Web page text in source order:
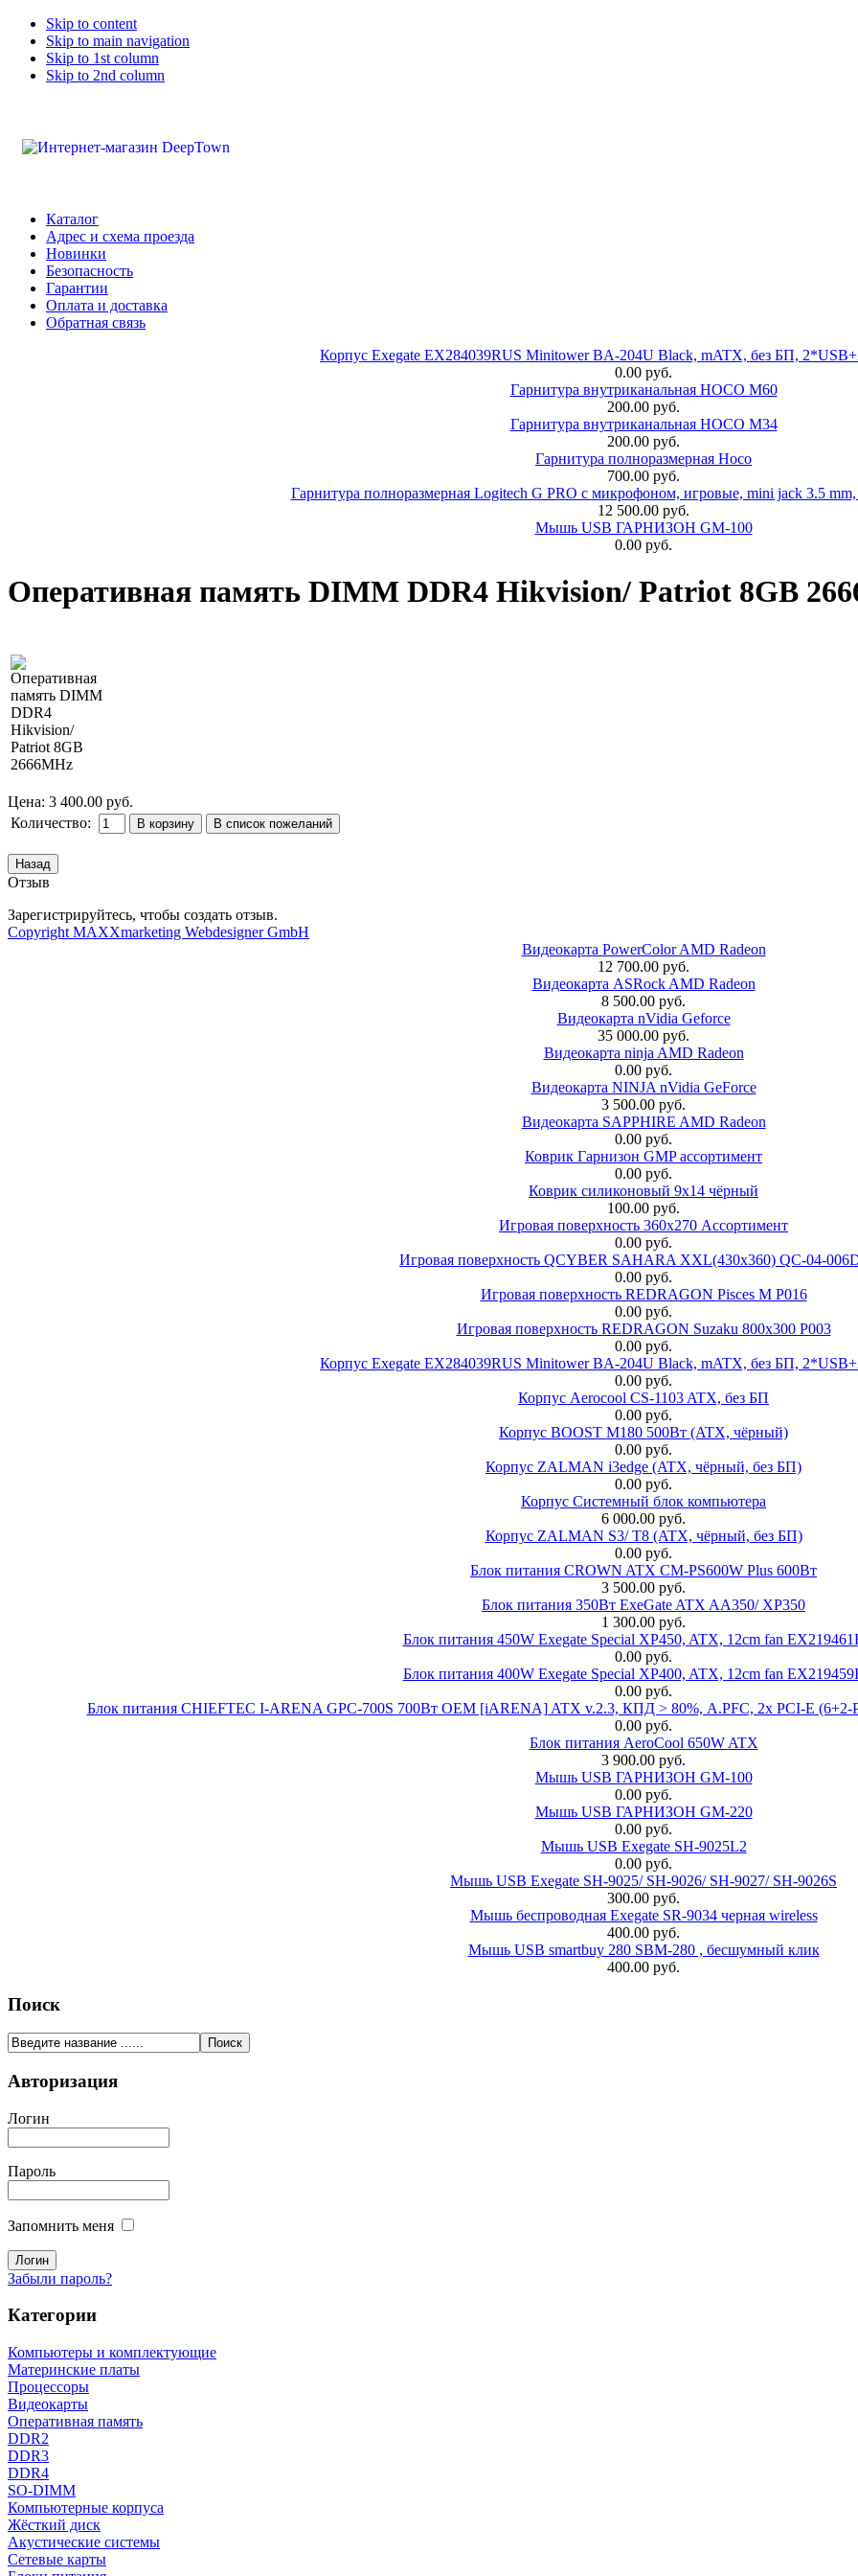
Skip to content
Skip to main navigation
Skip to 1st column
Skip to 2nd column
Каталог
Адрес и схема проезда
Новинки
Безопасность
Гарантии
Оплата и доставка
Обратная связь
Корпус Exegate EX284039RUS Minitower BA-204U Black, mATX, без БП,
0.00 руб.
Гарнитура внутриканальная HOCO M60
200.00 руб.
Гарнитура внутриканальная HOCO M34
200.00 руб.
Гарнитура полноразмерная Hoco
700.00 руб.
Гарнитура полноразмерная Logitech G PRO с микрофоном, игровые, mini jack 3.5
12 500.00 руб.
Мышь USB ГАРНИЗОН GM-100
0.00 руб.
Оперативная память DIMM DDR4 Hikvision/ Patriot 8GB
Цена: 3 400.00 руб.
Количество:
Отзыв
Зарегистрируйтесь, чтобы создать отзыв.
Copyright MAXXmarketing Webdesigner GmbH
Видеокарта PowerColor AMD Radeon
12 700.00 руб.
Видеокарта ASRock AMD Radeon
8 500.00 руб.
Видеокарта nVidia Geforce
35 000.00 руб.
Видеокарта ninja AMD Radeon
0.00 руб.
Видеокарта NINJA nVidia GeForce
3 500.00 руб.
Видеокарта SAPPHIRE AMD Radeon
0.00 руб.
Коврик Гарнизон GMP ассортимент
0.00 руб.
Коврик силиконовый 9х14 чёрный
100.00 руб.
Игровая поверхность 360x270 Ассортимент
0.00 руб.
Игровая поверхность QCYBER SAHARA XXL(430x360) QC-04-
0.00 руб.
Игровая поверхность REDRAGON Pisces M P016
0.00 руб.
Игровая поверхность REDRAGON Suzaku 800x300 P003
0.00 руб.
Корпус Exegate EX284039RUS Minitower BA-204U Black, mATX, без БП,
0.00 руб.
Корпус Aerocool CS-1103 ATX, без БП
0.00 руб.
Корпус BOOST M180 500Вт (ATX, чёрный)
0.00 руб.
Корпус ZALMAN i3edge (ATX, чёрный, без БП)
0.00 руб.
Корпус Системный блок компьютера
6 000.00 руб.
Корпус ZALMAN S3/ T8 (ATX, чёрный, без БП)
0.00 руб.
Блок питания CROWN ATX CM-PS600W Plus 600Вт
3 500.00 руб.
Блок питания 350Вт ExeGate ATX AA350/ XP350
1 300.00 руб.
Блок питания 450W Exegate Special XP450, ATX, 12cm fan
0.00 руб.
Блок питания 400W Exegate Special XP400, ATX, 12cm fan
0.00 руб.
Блок питания CHIEFTEC I-ARENA GPC-700S 700Вт OEM [iARENA] ATX v.2.3, КПД > 80%, A.PFC, 2x PCI-E (6+2-
0.00 руб.
Блок питания AeroCool 650W ATX
3 900.00 руб.
Мышь USB ГАРНИЗОН GM-100
0.00 руб.
Мышь USB ГАРНИЗОН GM-220
0.00 руб.
Мышь USB Exegate SH-9025L2
0.00 руб.
Мышь USB Exegate SH-9025/ SH-9026/ SH-9027/ SH-9026S
300.00 руб.
Мышь беспроводная Exegate SR-9034 черная wireless
400.00 руб.
Мышь USB smartbuy 280 SBM-280 , бесшумный клик
400.00 руб.
Поиск
Авторизация
Логин
Пароль
Запомнить меня
Забыли пароль?
Категории
Компьютеры и комплектующие
Материнские платы
Процессоры
Видеокарты
Оперативная память
DDR2
DDR3
DDR4
SO-DIMM
Компьютерные корпуса
Жёсткий диск
Акустические системы
Сетевые карты